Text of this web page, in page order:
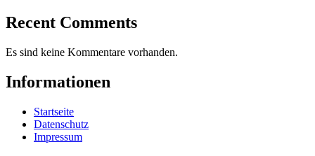
Recent Comments
Es sind keine Kommentare vorhanden.
Informationen
Startseite
Datenschutz
Impressum